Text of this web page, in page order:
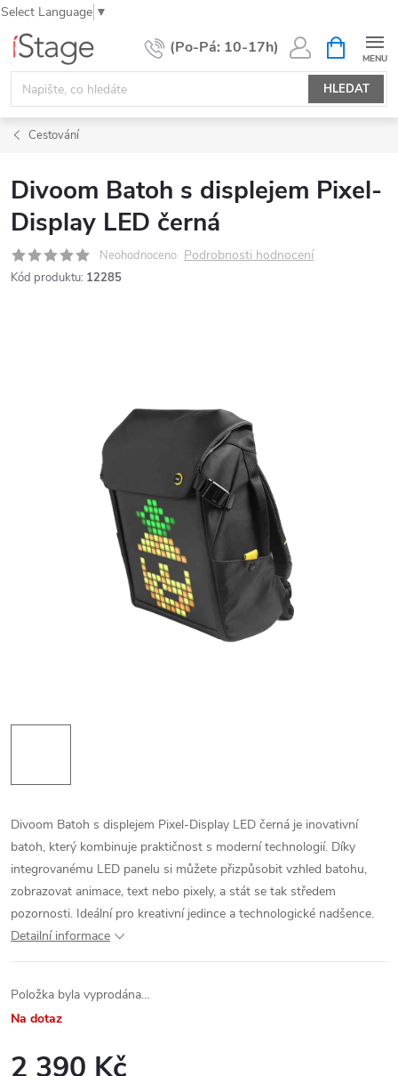
Select Language ▼
Přejít
obsah
HLEDAT
NÁKUPNÍ
KOŠÍK
Cestování
Divoom Batoh s displejem Pixel-
Display LED černá
Neohodnoceno Podrobnosti hodnocení
Kód produktu: 12285
Divoom Batoh s displejem Pixel-Display LED černá je inovativní
batoh, který kombinuje praktičnost s moderní technologií. Díky
integrovanému LED panelu si můžete přizpůsobit vzhled batohu,
zobrazovat animace, text nebo pixely, a stát se tak středem
pozornosti. Ideální pro kreativní jedince a technologické nadšence.
Detailní informace
Položka byla vyprodána…
Na dotaz
2 390 Kč